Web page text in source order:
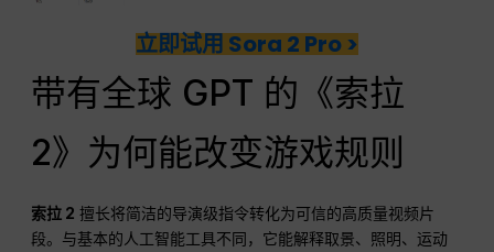
立即试用 Sora 2 Pro >
带有全球 GPT 的《索拉
2》为何能改变游戏规则
索拉 2 擅长将简洁的导演级指令转化为可信的高质量视频片
段。与基本的人工智能工具不同，它能解释取景、照明、运动